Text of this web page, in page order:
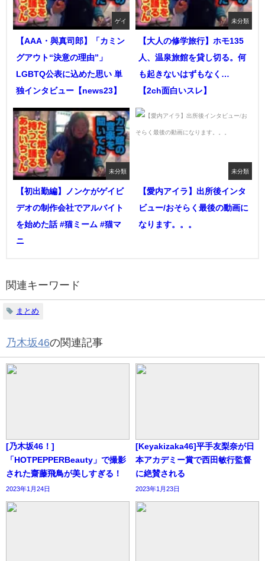
ゲイ
【AAA・與真司郎】「カミン
グアウト“決意の理由”」
LGBTQ公表に込めた思い 単
独インタビュー【news23】
未分類
【大人の修学旅行】ホモ135
人、温泉旅館を貸し切る。何
も起きないはずもなく…
【2ch面白いスレ】
未分類
【初出勤編】ノンケがゲイビ
デオの制作会社でアルバイト
を始めた話 #猫ミーム #猫マ
ニ
未分類
【愛内アイラ】出所後インタ
ビュー/おそらく最後の動画に
なります。。。
関連キーワード
まとめ
乃木坂46の関連記事
[乃木坂46！]
「HOTPEPPERBeauty」で撮影
された齋藤飛鳥が美しすぎる！
2023年1月24日
[Keyakizaka46]平手友梨奈が日
本アカデミー賞で西田敏行監督
に絶賛される
2023年1月23日